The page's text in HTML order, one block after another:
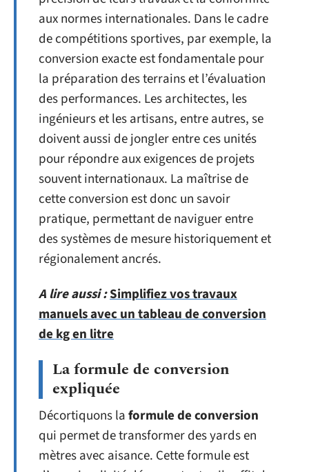
aux normes internationales. Dans le cadre
de compétitions sportives, par exemple, la
conversion exacte est fondamentale pour
la préparation des terrains et l’évaluation
des performances. Les architectes, les
ingénieurs et les artisans, entre autres, se
doivent aussi de jongler entre ces unités
pour répondre aux exigences de projets
souvent internationaux. La maîtrise de
cette conversion est donc un savoir
pratique, permettant de naviguer entre
des systèmes de mesure historiquement et
régionalement ancrés.
A lire aussi :Simplifiez vos travaux
manuels avec un tableau de conversion
de kg en litre
La formule de conversion
expliquée
Décortiquons laformule de conversion
qui permet de transformer des yards en
mètres avec aisance. Cette formule est